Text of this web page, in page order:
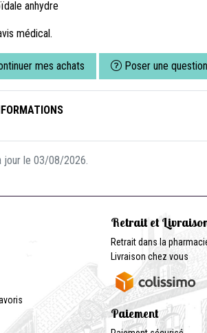
anhydre
médical.
mes achats Poser une question
jour le 03/08/2026.
Retrait et
Retrait dans la
Livraison chez vous
Paiement